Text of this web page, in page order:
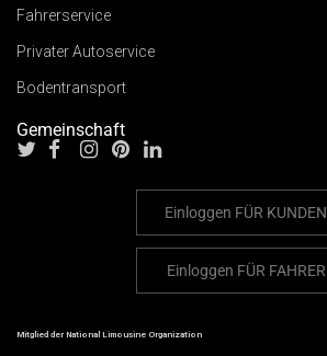
Fahrerservice
Privater Autoservice
Bodentransport
Gemeinschaft
Einloggen FÜR KUNDEN
Einloggen FÜR FAHRER
Mitglied der National Limousine Organization